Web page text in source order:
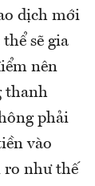
dịch mới
sẽ gia
nên
thanh
phải
vào
ro như thế